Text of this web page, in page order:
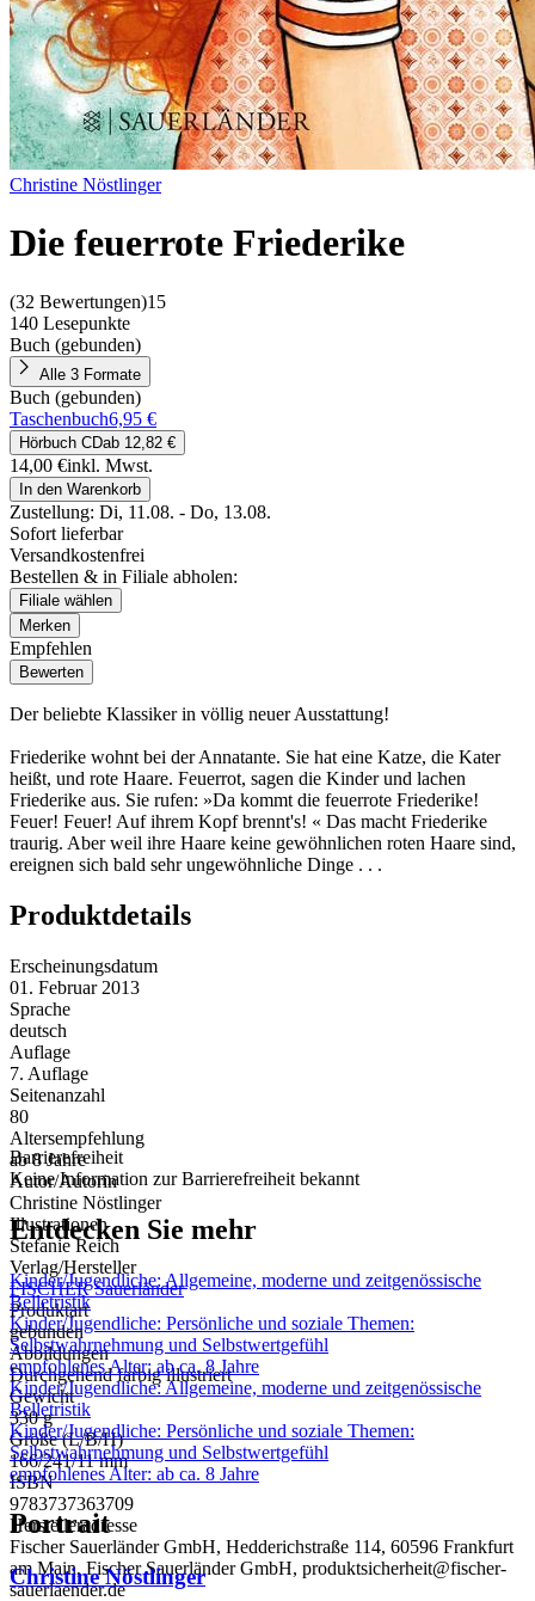
Christine Nöstlinger
Die feuerrote Friederike
(32 Bewertungen)15
140 Lesepunkte
Buch (gebunden)
Alle 3 Formate
Buch (gebunden)
Taschenbuch6,95 €
Hörbuch CDab 12,82 €
14,00 €inkl. Mwst.
In den Warenkorb
Zustellung: Di, 11.08. - Do, 13.08.
Sofort lieferbar
Versandkostenfrei
Bestellen & in Filiale abholen:
Filiale wählen
Merken
Empfehlen
Bewerten
Der beliebte Klassiker in völlig neuer Ausstattung!
Friederike wohnt bei der Annatante. Sie hat eine Katze, die Kater
heißt, und rote Haare. Feuerrot, sagen die Kinder und lachen
Friederike aus. Sie rufen: »Da kommt die feuerrote Friederike!
Feuer! Feuer! Auf ihrem Kopf brennt's! « Das macht Friederike
traurig. Aber weil ihre Haare keine gewöhnlichen roten Haare sind,
ereignen sich bald sehr ungewöhnliche Dinge . . .
Produktdetails
Erscheinungsdatum
01. Februar 2013
Sprache
deutsch
Auflage
7. Auflage
Seitenanzahl
80
Altersempfehlung
ab 8 Jahre
Autor/Autorin
Christine Nöstlinger
Illustrationen
Stefanie Reich
Verlag/Hersteller
FISCHER Sauerländer
Produktart
gebunden
Abbildungen
Durchgehend farbig illustriert
Gewicht
330 g
Größe (L/B/H)
166/241/11 mm
ISBN
9783737363709
Herstelleradresse
Fischer Sauerländer GmbH, Hedderichstraße 114, 60596 Frankfurt
am Main, Fischer Sauerländer GmbH, produktsicherheit@fischer-
sauerlaender.de
Barrierefreiheit
Keine Information zur Barrierefreiheit bekannt
Entdecken Sie mehr
Kinder/Jugendliche: Allgemeine, moderne und zeitgenössische
Belletristik
Kinder/Jugendliche: Persönliche und soziale Themen:
Selbstwahrnehmung und Selbstwertgefühl
empfohlenes Alter: ab ca. 8 Jahre
Kinder/Jugendliche: Allgemeine, moderne und zeitgenössische
Belletristik
Kinder/Jugendliche: Persönliche und soziale Themen:
Selbstwahrnehmung und Selbstwertgefühl
empfohlenes Alter: ab ca. 8 Jahre
Portrait
Christine Nöstlinger